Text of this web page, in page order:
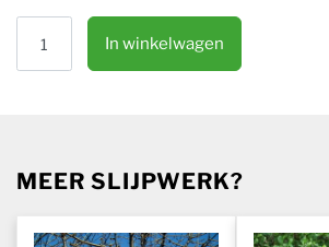
Takkenzaag slijpen aantal
In winkelwagen
MEER SLIJPWERK?